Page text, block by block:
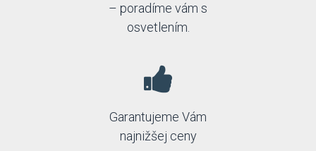
– poradíme vám s
osvetlením.
Garantujeme Vám
najnižšej ceny